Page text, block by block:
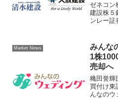
ゼネコン
建設株５
ンレー証
のレポ
理由」
化によ
が期待で
Market News
みんな
1株
売却へ
穐田誉輝
買付け東
んなのウ